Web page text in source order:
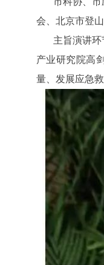
会、北京市登
主旨演讲
产业研究院高
量、发展应急